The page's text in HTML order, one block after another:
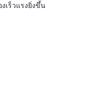
เร็วแรงยิ่งขึ้น